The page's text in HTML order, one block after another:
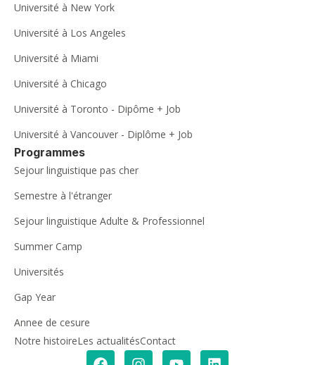
Université à New York
Université à Los Angeles
Université à Miami
Université à Chicago
Université à Toronto - Dipôme + Job
Université à Vancouver - Diplôme + Job
Programmes
Sejour linguistique pas cher
Semestre à l'étranger
Sejour linguistique Adulte & Professionnel
Summer Camp
Universités
Gap Year
Annee de cesure
Notre histoireLes actualitésContact